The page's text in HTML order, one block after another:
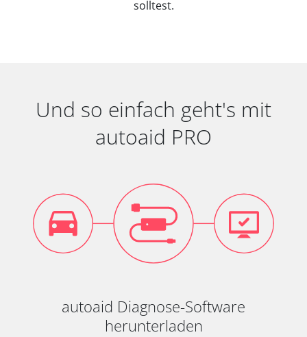
solltest.
Und so einfach geht's mit
autoaid PRO
autoaid Diagnose-Software
herunterladen